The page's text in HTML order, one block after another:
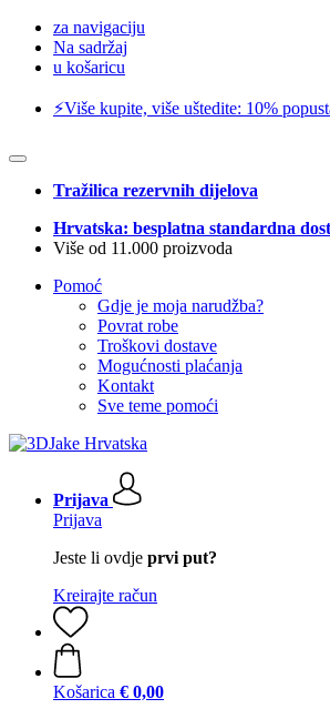
za navigaciju
Na sadržaj
u košaricu
⚡️Više kupite, više uštedite: 10%
Tražilica rezervnih dijelova
Hrvatska: besplatna standardna
Više od 11.000 proizvoda
Pomoć
Gdje je moja narudžba?
Povrat robe
Troškovi dostave
Mogućnosti plaćanja
Kontakt
Sve teme pomoći
Prijava
Prijava
Jeste li ovdje prvi put?
Kreirajte račun
Košarica € 0,00